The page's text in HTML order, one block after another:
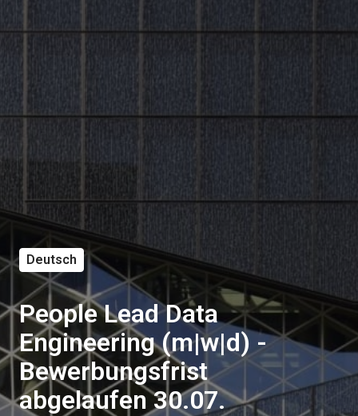
Deutsch
People Lead Data
Engineering (m|w|d) -
Bewerbungsfrist
abgelaufen 30.07.